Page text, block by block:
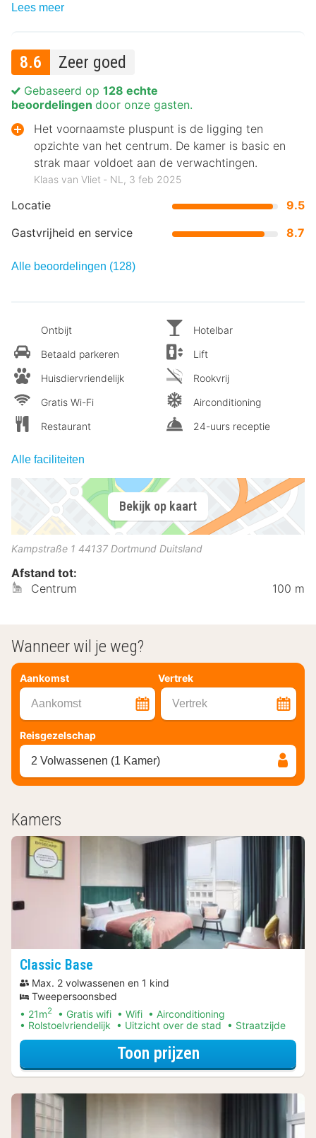
Lees meer
8.6 Zeer goed
Locatie
9.5
Gastvrijheid en service
8.7
Gebaseerd op 128 echte
beoordelingen door onze gasten.
Het voornaamste pluspunt is de ligging ten
opzichte van het centrum. De kamer is basic en
strak maar voldoet aan de verwachtingen.
Klaas van Vliet ‐ NL, 3 feb 2025
Alle beoordelingen (128)
Ontbijt
Betaald parkeren
Huisdiervriendelijk
Gratis Wi-Fi
Restaurant
Hotelbar
Lift
Rookvrij
Airconditioning
24-uurs receptie
Alle faciliteiten
Bekijk op kaart
Kampstraße 1 44137 Dortmund Duitsland
Afstand tot:
Centrum
100 m
Wanneer wil je weg?
Aankomst Vertrek
Aankomst Vertrek
Reisgezelschap
2 Volwassenen (1 Kamer)
Kamers
Classic Base
Max. 2 volwassenen en 1 kind
Tweepersoonsbed
21m2 Gratis wifi Wifi
Airconditioning
Rolstoelvriendelijk
Uitzicht over de stad Straatzijde
Toon prijzenvoor Zomer Sale